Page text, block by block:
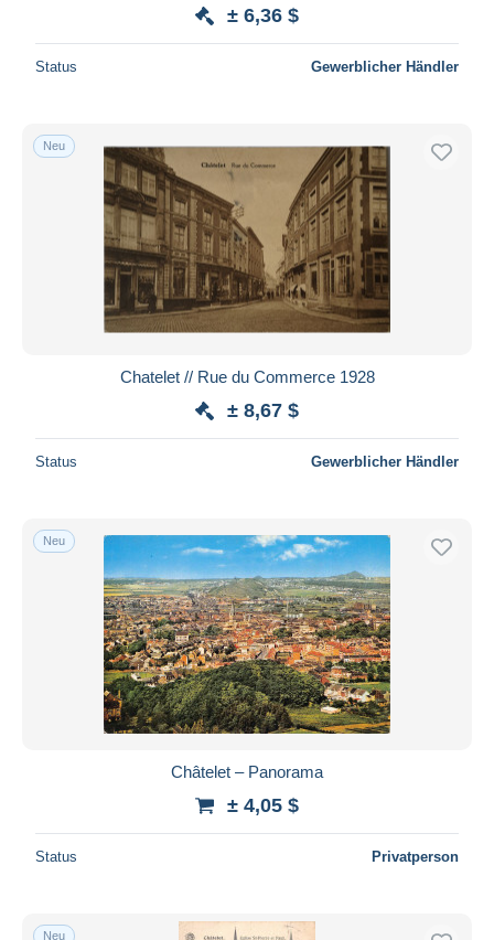
± 6,36 $
Status Gewerblicher Händler
Neu
Chatelet // Rue du Commerce 1928
± 8,67 $
Status Gewerblicher Händler
Neu
Châtelet – Panorama
± 4,05 $
Status Privatperson
Neu